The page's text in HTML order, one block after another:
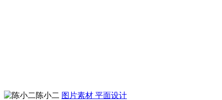
陈小二 图片素材 平面设计